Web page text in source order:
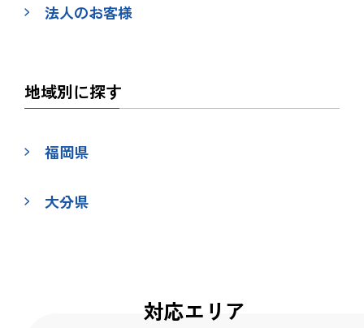
法人のお客様
地域別に探す
福岡県
大分県
対応エリア